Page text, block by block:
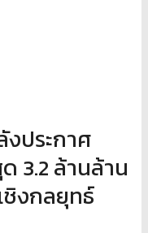
ประกาศ
3.2 ล้านล้าน
ชิงกลยุทธ์